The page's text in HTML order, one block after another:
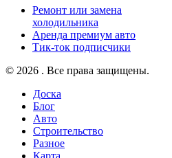
Ремонт или замена
холодильника
Аренда премиум авто
Тик-ток подписчики
© 2026 . Все права защищены.
Доска
Блог
Авто
Строительство
Разное